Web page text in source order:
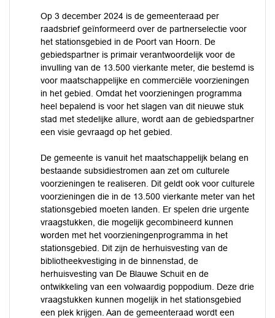
Op 3 december 2024 is de gemeenteraad per
raadsbrief geïnformeerd over de partnerselectie voor
het stationsgebied in de Poort van Hoorn. De
gebiedspartner is primair verantwoordelijk voor de
invulling van de 13.500 vierkante meter, die bestemd is
voor maatschappelijke en commerciële voorzieningen
in het gebied. Omdat het voorzieningen programma
heel bepalend is voor het slagen van dit nieuwe stuk
stad met stedelijke allure, wordt aan de gebiedspartner
een visie gevraagd op het gebied.
De gemeente is vanuit het maatschappelijk belang en
bestaande subsidiestromen aan zet om culturele
voorzieningen te realiseren. Dit geldt ook voor culturele
voorzieningen die in de 13.500 vierkante meter van het
stationsgebied moeten landen. Er spelen drie urgente
vraagstukken, die mogelijk gecombineerd kunnen
worden met het voorzieningenprogramma in het
stationsgebied. Dit zijn de herhuisvesting van de
bibliotheekvestiging in de binnenstad, de
herhuisvesting van De Blauwe Schuit en de
ontwikkeling van een volwaardig poppodium. Deze drie
vraagstukken kunnen mogelijk in het stationsgebied
een plek krijgen. Aan de gemeenteraad wordt een